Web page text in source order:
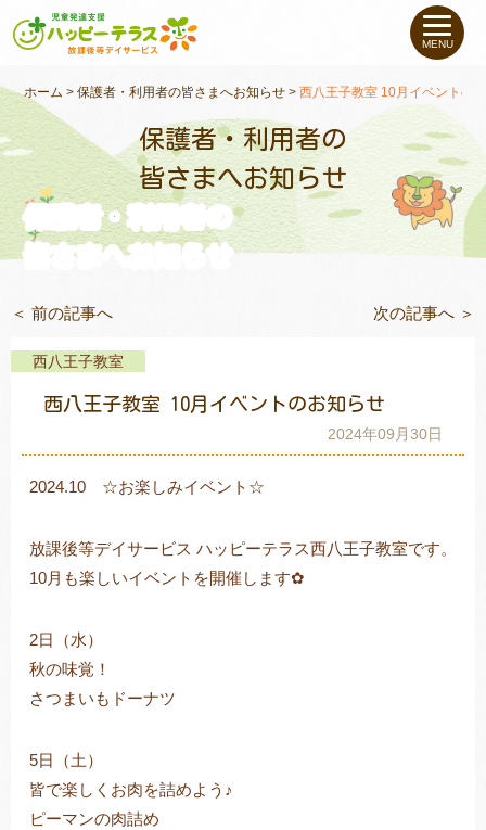
私たちについて
未就学のお子さま（０〜６才）
小学生〜高校生の お子さま
支援事例
教室一覧
トレキング DIDIM
MENU
ホーム >保護者・利用者の皆さまへお知らせ >西八王子教室 10月イベントの
保護者・利用者の
皆さまへお知らせ
保護者・利用者の
皆さまへお知らせ
＜ 前の記事へ 次の記事へ ＞
西八王子教室
西八王子教室 10月イベントのお知らせ
2024年09月30日
2024.10 ☆お楽しみイベント☆
放課後等デイサービス ハッピーテラス西八王子教室です。
10月も楽しいイベントを開催します✿
2日（水）
秋の味覚！
さつまいもドーナツ
5日（土）
皆で楽しくお肉を詰めよう♪
ピーマンの肉詰め